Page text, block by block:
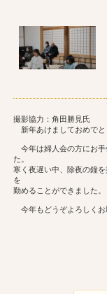
撮影協力：角田勝見氏
新年あけましておめでと
今年は婦人会の方にお手
た。
寒く夜遅い中、除夜の鐘
を
勤めることができました。
今年もどうぞよろしくお